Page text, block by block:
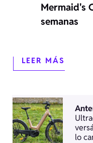
Mermaid's
semanas
LEER MÁS
lo